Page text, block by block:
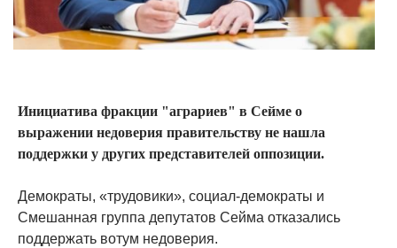
Инициатива фракции "аграриев" в Сейме о
выражении недоверия правительству не нашла
поддержки у других представителей оппозиции.
Демократы, «трудовики», социал-демократы и
Смешанная группа депутатов Сейма отказались
поддержать вотум недоверия.